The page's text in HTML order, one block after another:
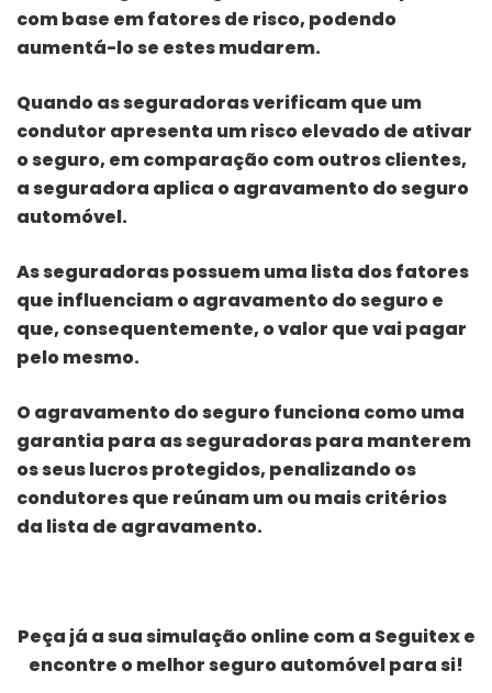
com base em fatores de risco, podendo
aumentá-lo se estes mudarem.
Quando as seguradoras verificam que um
condutor apresenta um risco elevado de ativar
o seguro, em comparação com outros clientes,
a seguradora aplica o agravamento do seguro
automóvel.
As seguradoras possuem uma lista dos fatores
que influenciam o agravamento do seguro e
que, consequentemente, o valor que vai pagar
pelo mesmo.
O agravamento do seguro funciona como uma
garantia para as seguradoras para manterem
os seus lucros protegidos, penalizando os
condutores que reúnam um ou mais critérios
da lista de agravamento.
Peça já a sua simulação online com a Seguitex e
encontre o melhor seguro automóvel para si!